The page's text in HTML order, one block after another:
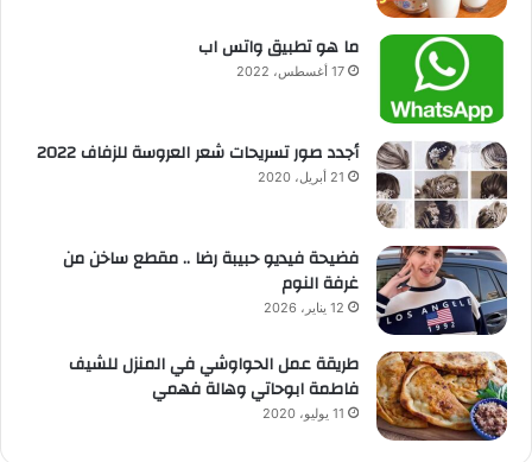
ما هو تطبيق واتس اب
17 أغسطس، 2022
أجدد صور تسريحات شعر العروسة للزفاف 2022
21 أبريل، 2020
فضيحة فيديو حبيبة رضا .. مقطع ساخن من
غرفة النوم
12 يناير، 2026
طريقة عمل الحواوشي في المنزل للشيف
فاطمة ابوحاتي وهالة فهمي
11 يوليو، 2020